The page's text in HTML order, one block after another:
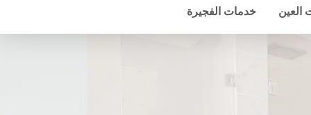
العين خدمات الفجيرة